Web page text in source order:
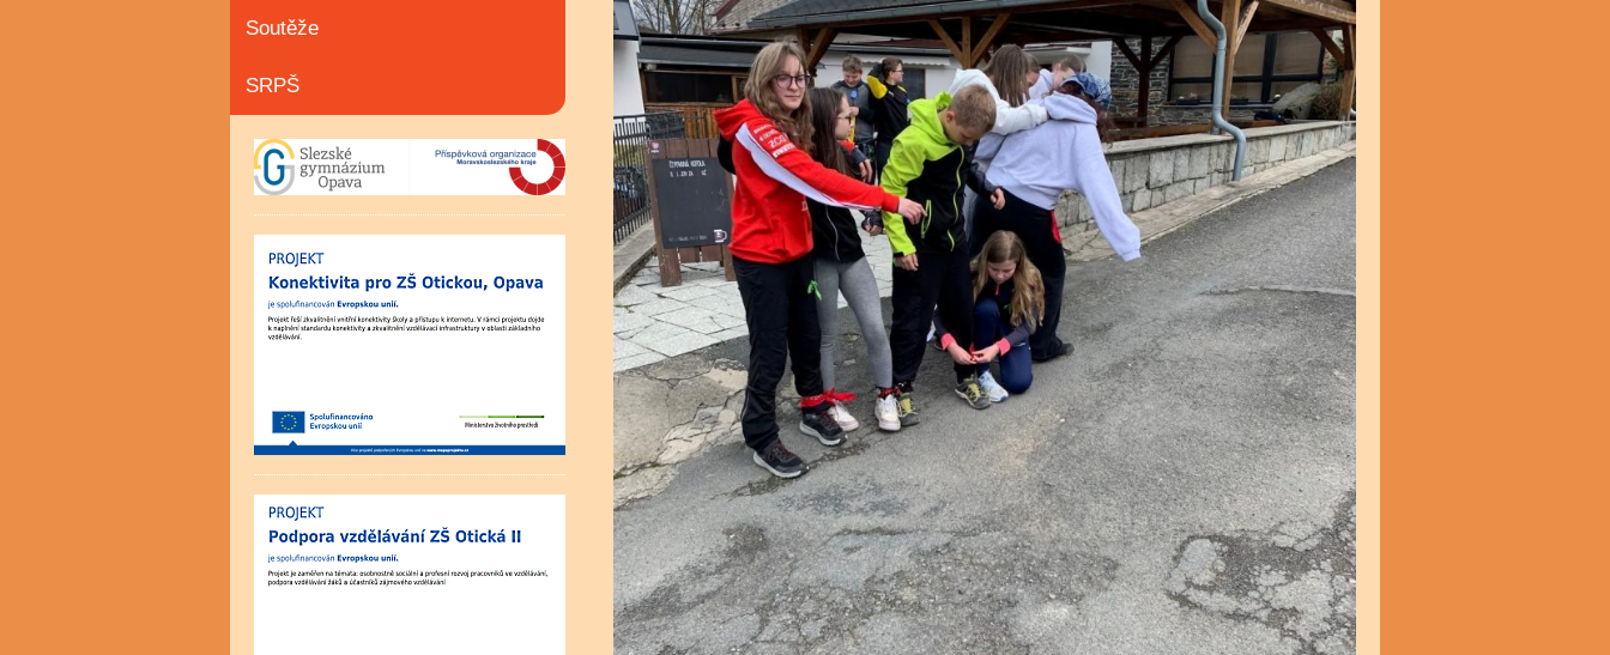
Soutěže
SRPŠ